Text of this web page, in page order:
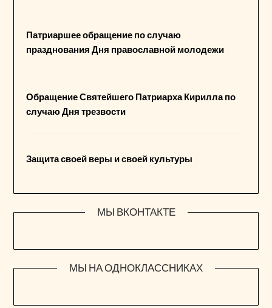
Патриаршее обращение по случаю
празднования Дня православной молодежи
Обращение Святейшего Патриарха Кирилла по
случаю Дня трезвости
Защита своей веры и своей культуры
МЫ ВКОНТАКТЕ
МЫ НА ОДНОКЛАССНИКАХ